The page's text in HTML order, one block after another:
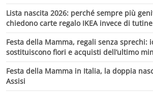
Lista nascita 2026: perché sempre più
chiedono carte regalo IKEA invece di
Festa della Mamma, regali senza sprechi:
sostituiscono fiori e acquisti dell’ultimo
Festa della Mamma in Italia, la doppia
Assisi